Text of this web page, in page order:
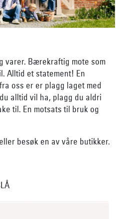
varer. Bærekraftig mote som
Alltid et statement! En
oss er er plagg laget med
alltid vil ha, plagg du aldri
til. En motsats til bruk og
besøk en av våre butikker.